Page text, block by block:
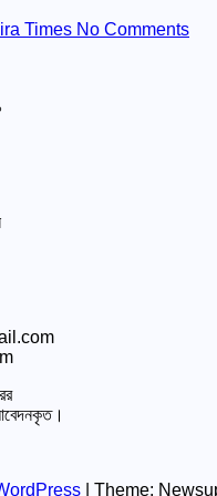
Times No Comments
Theme: